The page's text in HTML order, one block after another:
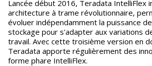
Lancée début 2016, Teradata IntelliFlex
architecture à trame révolutionnaire,
évoluer indépendamment la puissance
stockage pour s'adapter aux variations
travail. Avec cette troisième version en
Teradata apporte régulièrement des
forme phare IntelliFlex.